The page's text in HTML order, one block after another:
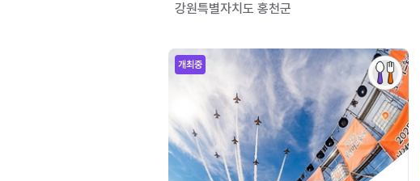
강원특별자치도 홍천군
개최중